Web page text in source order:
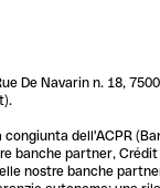
De Navarin n. 18,
dell'ACPR
banche partner,
nostre banche